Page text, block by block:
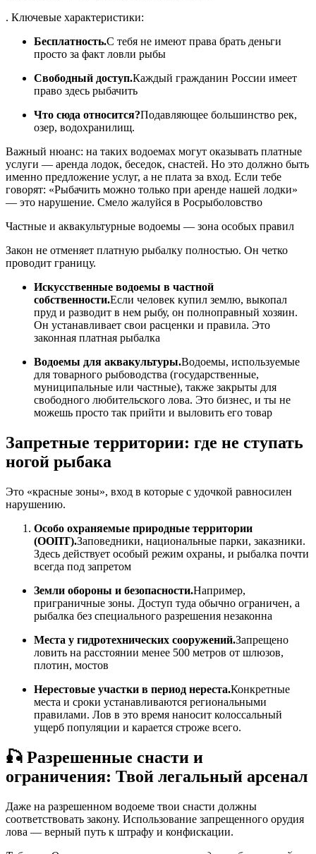
. Ключевые характеристики:
Бесплатность.С тебя не имеют права брать деньги
просто за факт ловли рыбы
Свободный доступ.Каждый гражданин России имеет
право здесь рыбачить
Что сюда относится?Подавляющее большинство рек,
озер, водохранилищ.
Важный нюанс: на таких водоемах могут оказывать платные
услуги — аренда лодок, беседок, снастей. Но это должно быть
именно предложение услуг, а не плата за вход. Если тебе
говорят: «Рыбачить можно только при аренде нашей лодки»
— это нарушение. Смело жалуйся в Росрыболовство
Частные и аквакультурные водоемы — зона особых правил
Закон не отменяет платную рыбалку полностью. Он четко
проводит границу.
Искусственные водоемы в частной
собственности.Если человек купил землю, выкопал
пруд и разводит в нем рыбу, он полноправный хозяин.
Он устанавливает свои расценки и правила. Это
законная платная рыбалка
Водоемы для аквакультуры.Водоемы, используемые
для товарного рыбоводства (государственные,
муниципальные или частные), также закрыты для
свободного любительского лова. Это бизнес, и ты не
можешь просто так прийти и выловить его товар
Запретные территории: где не ступать
ногой рыбака
Это «красные зоны», вход в которые с удочкой равносилен
нарушению.
Особо охраняемые природные территории
(ООПТ).Заповедники, национальные парки, заказники.
Здесь действует особый режим охраны, и рыбалка почти
всегда под запретом
Земли обороны и безопасности.Например,
приграничные зоны. Доступ туда обычно ограничен, а
рыбалка без специального разрешения незаконна
Места у гидротехнических сооружений.Запрещено
ловить на расстоянии менее 500 метров от шлюзов,
плотин, мостов
Нерестовые участки в период нереста.Конкретные
места и сроки устанавливаются региональными
правилами. Лов в это время наносит колоссальный
ущерб популяции и карается строже всего.
🎣 Разрешенные снасти и
ограничения: Твой легальный арсенал
Даже на разрешенном водоеме твои снасти должны
соответствовать закону. Использование запрещенного орудия
лова — верный путь к штрафу и конфискации.